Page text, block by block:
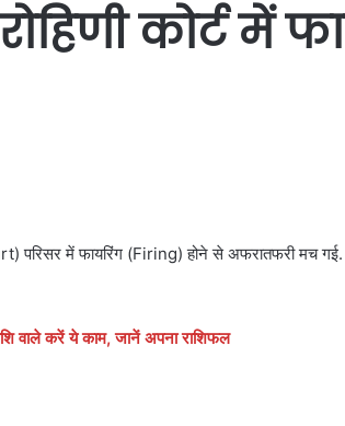
कोर्ट में
परिसर में फायरिंग (Firing) होने से अफरातफरी मच
वाले करें ये काम, जानें अपना राशिफल